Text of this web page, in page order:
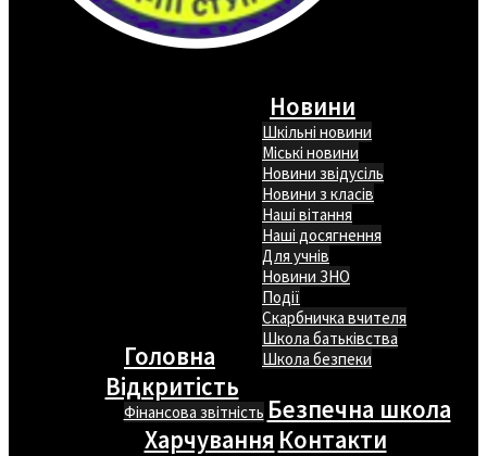
Головна
Новини
Шкільні новини
Міські новини
Новини звідусіль
Новини з класів
Наші вітання
Наші досягнення
Для учнів
Новини ЗНО
Події
Скарбничка вчителя
Школа батьківства
Школа безпеки
Відкритість
Фінансова звітність Безпечна школа
Харчування Контакти